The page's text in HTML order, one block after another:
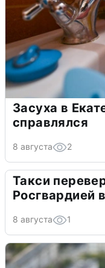
Засуха в
справлялся
8 августа 2
Такси
Росгвардией
8 августа 1